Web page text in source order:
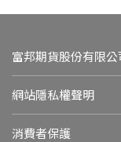
富邦期貨股份有限公
網站隱私權聲明
消費者保護